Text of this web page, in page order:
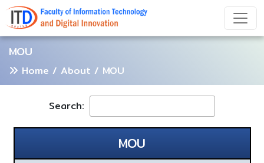
MOU
Home / About / MOU
Search:
MOU